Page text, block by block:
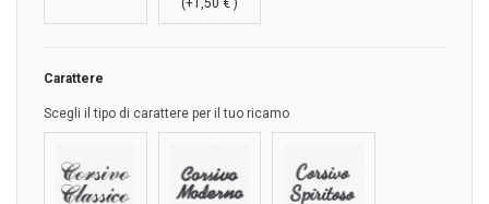
(+1,50 € )
Carattere
Scegli il tipo di carattere per il tuo ricamo